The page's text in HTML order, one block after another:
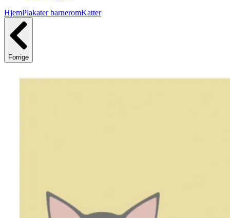
HjemPlakater barneromKatter
Forrige